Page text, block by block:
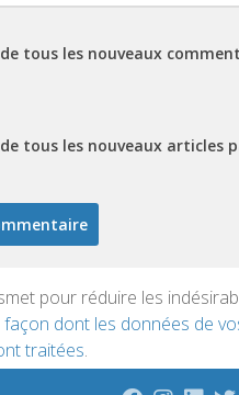
tous les nouveaux
tous les nouveaux articles
pour réduire les
dont les données de
traitées.